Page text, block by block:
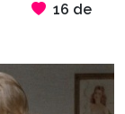
16 de